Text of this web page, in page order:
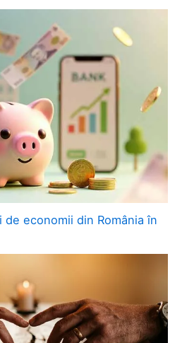
economii din România în